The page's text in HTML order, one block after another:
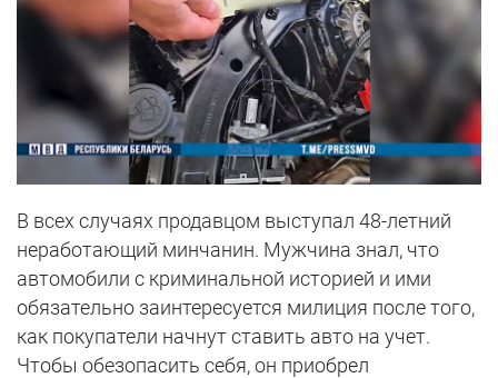
В всех случаях продавцом выступал 48-летний
неработающий минчанин. Мужчина знал, что
автомобили с криминальной историей и ими
обязательно заинтересуется милиция после того,
как покупатели начнут ставить авто на учет.
Чтобы обезопасить себя, он приобрел